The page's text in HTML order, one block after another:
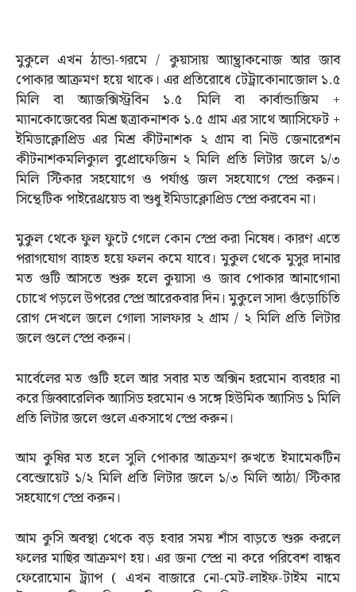
মুকুলে এখন ঠান্ডা-গরমে / কুয়াসায় অ্যান্থ্রাকনোজ আর জাব
পোকার আক্রমণ হয়ে থাকে। এর প্রতিরোধে টেট্রাকোনাজোল ১.৫
মিলি বা অ্যাজক্সিস্ট্রবিন ১.৫ মিলি বা কার্বান্ডাজিম +
ম্যানকোজেবের মিশ্র ছত্রাকনাশক ১.৫ গ্রাম এর সাথে অ্যাসিফেট +
ইমিডাক্লোপ্রিড এর মিশ্র কীটনাশক ২ গ্রাম বা নিউ জেনারেশন
কীটনাশকমলিক্যুল বুপ্রোফেজিন ২ মিলি প্রতি লিটার জলে ১/৩
মিলি স্টিকার সহযোগে ও পর্যাপ্ত জল সহযোগে স্প্রে করুন।
সিন্থেটিক পাইরেথ্রয়েড বা শুধু ইমিডাক্লোপ্রিড স্প্রে করবেন না।
মুকুল থেকে ফুল ফুটে গেলে কোন স্প্রে করা নিষেধ। কারণ এতে
পরাগযোগ ব্যাহত হয়ে ফলন কমে যাবে। মুকুল থেকে মুসুর দানার
মত গুটি আসতে শুরু হলে কুয়াসা ও জাব পোকার আনাগোনা
চোখে পড়লে উপরের স্প্রে আরেকবার দিন। মুকুলে সাদা গুঁড়োচিতি
রোগ দেখলে জলে গোলা সালফার ২ গ্রাম / ২ মিলি প্রতি লিটার
জলে গুলে স্প্রে করুন।
মার্বেলের মত গুটি হলে আর সবার মত অক্সিন হরমোন ব্যবহার না
করে জিব্বারেলিক অ্যাসিড হরমোন ও সঙ্গে হিউমিক অ্যাসিড ১ মিলি
প্রতি লিটার জলে গুলে একসাথে স্প্রে করুন।
আম কুষির মত হলে সুলি পোকার আক্রমণ রুখতে ইমামেকটিন
বেন্জোয়েট ১/২ মিলি প্রতি লিটার জলে ১/৩ মিলি আঠা/ স্টিকার
সহযোগে স্প্রে করুন।
আম কুসি অবস্থা থেকে বড় হবার সময় শাঁস বাড়তে শুরু করলে
ফলের মাছির আক্রমণ হয়। এর জন্য স্প্রে না করে পরিবেশ বান্ধব
ফেরোমোন ট্র্যাপ ( এখন বাজারে নো-মেট-লাইফ-টাইম নামে